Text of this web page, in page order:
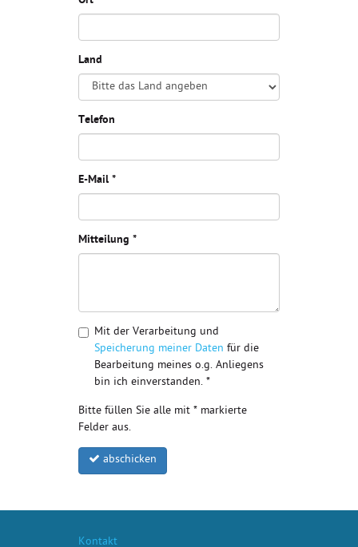
Land
Telefon
E-Mail *
Mitteilung *
Mit der Verarbeitung und
Speicherung meiner Daten für die
Bearbeitung meines o.g. Anliegens
bin ich einverstanden. *
Bitte füllen Sie alle mit * markierte
Felder aus.
abschicken
Kontakt